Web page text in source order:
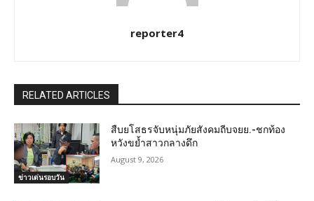
reporter4
RELATED ARTICLES
ข่าวเด่นรอบวัน
สืบยโสธรจับหนุ่มภัยสังคมถีบจยย.-ชกท้อง
หวังขย้ำสาวกลางดึก
August 9, 2026